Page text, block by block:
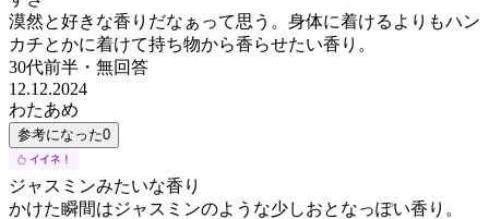
漠然と好きな香りだなぁって思う。身体に着けるよりもハン
カチとかに着けて持ち物から香らせたい香り。
30代前半 ・ 無回答
12.12.2024
わたあめ
参考になった0
ジャスミンみたいな香り
かけた瞬間はジャスミンのような少しおとなっぽい香り。